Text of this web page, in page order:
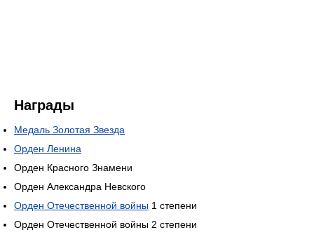
Награды
Медаль Золотая Звезда
Орден Ленина
Орден Красного Знамени
Орден Александра Невского
Орден Отечественной войны 1 степени
Орден Отечественной войны 2 степени